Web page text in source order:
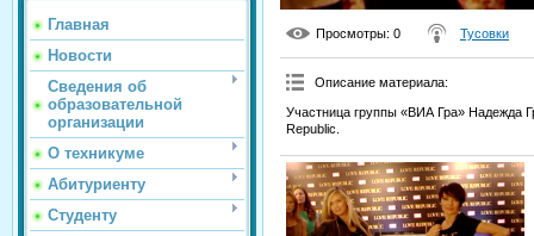
Главная
Новости
Сведения об
образовательной
организации
О техникуме
Абитуриенту
Студенту
Просмотры: 0 Тусовки
Описание материала:
Участница группы «ВИА Гра» Надежда
Republic.